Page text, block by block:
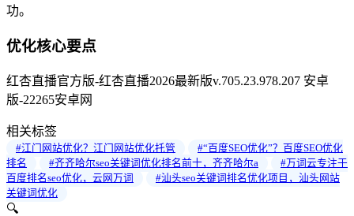
功。
优化核心要点
红杏直播官方版-红杏直播2026最新版v.705.23.978.207 安卓
版-22265安卓网
相关标签
#江门网站优化？江门网站优化托管
#“百度SEO优化”？百度SEO优化
排名
#齐齐哈尔seo关键词优化排名前十，齐齐哈尔a
#万词云专注于
百度排名seo优化，云网万词
#汕头seo关键词排名优化项目，汕头网站
关键词优化
🔍